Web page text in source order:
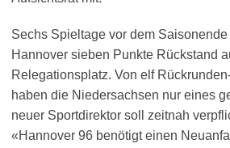
Sechs Spieltage vor dem Saisonende
Hannover sieben Punkte Rückstand
Relegationsplatz. Von elf
haben die Niedersachsen nur eines
neuer Sportdirektor soll zeitnah
«Hannover 96 benötigt einen